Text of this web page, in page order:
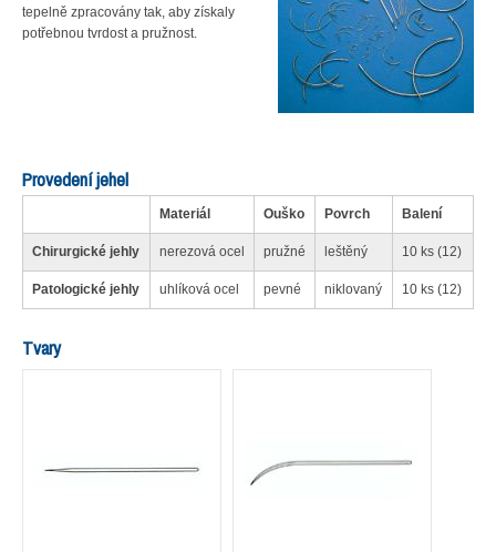
tepelně zpracovány tak, aby získaly
potřebnou tvrdost a pružnost.
Provedení jehel
Materiál Ouško Povrch Balení
Chirurgické jehly nerezová ocel pružné leštěný 10 ks (12)
Patologické jehly uhlíková ocel pevné niklovaný 10 ks (12)
Tvary